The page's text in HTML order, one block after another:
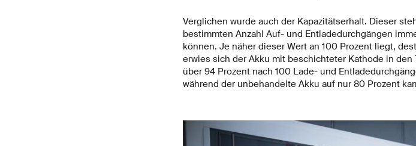
Verglichen wurde auch der Kapazitätserhalt. Dieser
bestimmten Anzahl Auf- und Entladedurchgängen
können. Je näher dieser Wert an 100 Prozent liegt,
erwies sich der Akku mit beschichteter Kathode in
über 94 Prozent nach 100 Lade- und
während der unbehandelte Akku auf nur 80 Prozent